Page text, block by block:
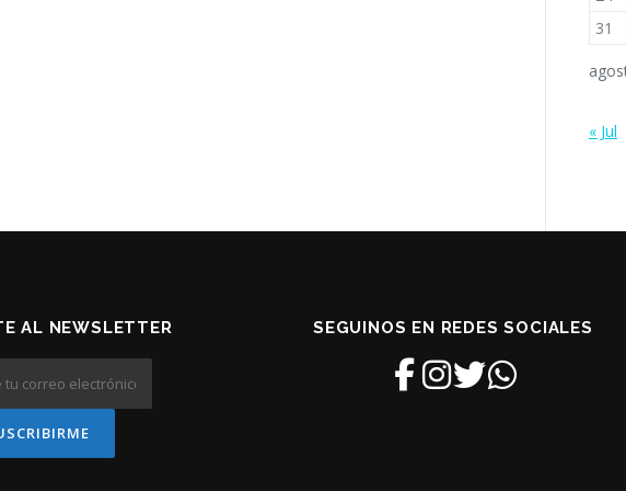
31
« Jul
AL NEWSLETTER SEGUINOS EN REDES SOCIALES